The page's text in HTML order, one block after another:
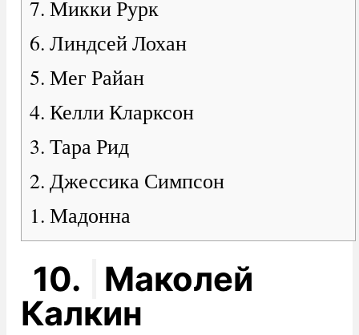
7. Микки Рурк
6. Линдсей Лохан
5. Мег Райан
4. Келли Кларксон
3. Тара Рид
2. Джессика Симпсон
1. Мадонна
10.
Маколей
Калкин